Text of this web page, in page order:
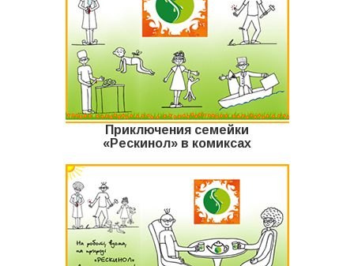
Приключения семейки
«Рескинол» в комиксах